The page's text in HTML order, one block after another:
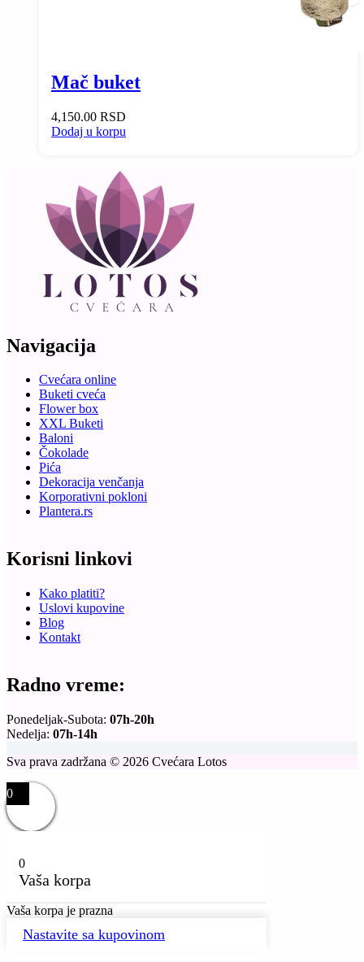
Mač buket
4,150.00 RSD
Dodaj u korpu
Navigacija
Cvećara online
Buketi cveća
Flower box
XXL Buketi
Baloni
Čokolade
Pića
Dekoracija venčanja
Korporativni pokloni
Plantera.rs
Korisni linkovi
Kako platiti?
Uslovi kupovine
Blog
Kontakt
Radno vreme:
Ponedeljak-Subota: 07h-20h
Nedelja: 07h-14h
Sva prava zadržana © 2026 Cvećara Lotos
0
0
Vaša korpa
Vaša korpa je prazna
Nastavite sa kupovinom